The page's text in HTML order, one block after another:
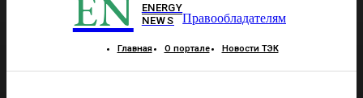
ENERGY
NEWS
Правообладателям
Главная О портале Новости ТЭК